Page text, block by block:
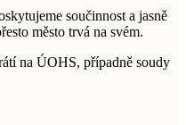
součinnost a jasně
město trvá na svém.
na ÚOHS, případně soudy